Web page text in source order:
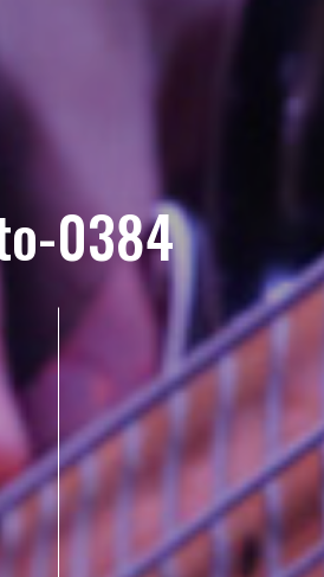
0384